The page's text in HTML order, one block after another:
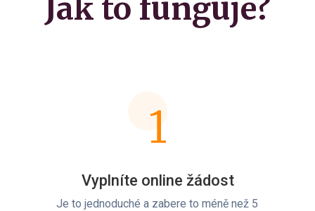
Jak to funguje?
1
Vyplníte online žádost
Je to jednoduché a zabere to méně než 5